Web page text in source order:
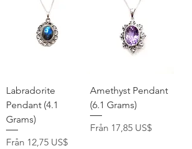
Labradorite
Pendant (4.1
Grams)
Från 12,75 US$
Reapris
Amethyst Pendant
(6.1 Grams)
Från 17,85 US$
Reapris